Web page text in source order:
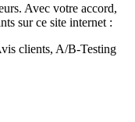
Avec votre accord,
sur ce site internet :
clients, A/B-Testing